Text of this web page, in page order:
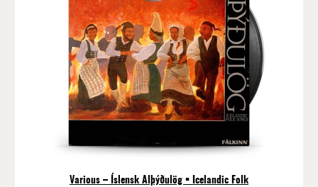
Various – Íslensk Alþýðulög = Icelandic Folk